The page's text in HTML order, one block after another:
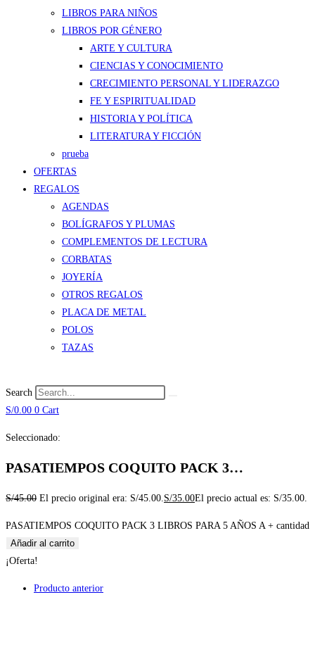
LIBROS PARA NIÑOS
LIBROS POR GÉNERO
ARTE Y CULTURA
CIENCIAS Y CONOCIMIENTO
CRECIMIENTO PERSONAL Y LIDERAZGO
FE Y ESPIRITUALIDAD
HISTORIA Y POLÍTICA
LITERATURA Y FICCIÓN
prueba
OFERTAS
REGALOS
AGENDAS
BOLÍGRAFOS Y PLUMAS
COMPLEMENTOS DE LECTURA
CORBATAS
JOYERÍA
OTROS REGALOS
PLACA DE METAL
POLOS
TAZAS
Search
S/0.00 0 Cart
Seleccionado:
PASATIEMPOS COQUITO PACK 3…
S/45.00 El precio original era: S/45.00. S/35.00El precio actual es: S/35.00.
PASATIEMPOS COQUITO PACK 3 LIBROS PARA 5 AÑOS A + cantidad
Añadir al carrito
¡Oferta!
Producto anterior